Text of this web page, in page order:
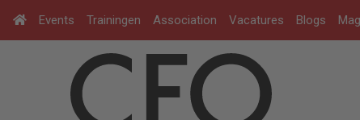
Events Trainingen Association Vacatures Blogs